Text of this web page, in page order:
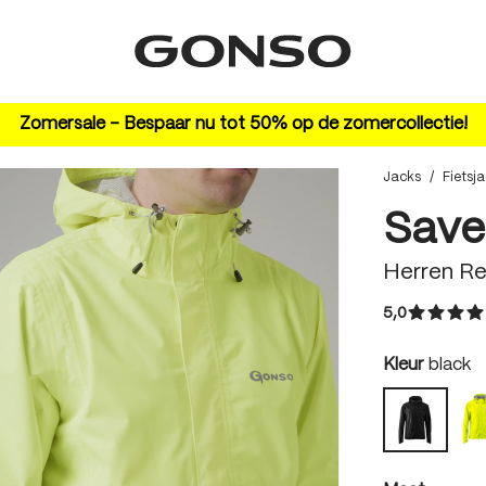
Zomersale – Bespaar nu tot 50% op de zomercollectie!
Jacks /
Herren
5,0
Kleur black
black